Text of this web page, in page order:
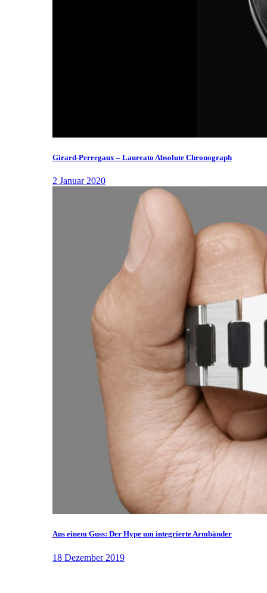
Girard-Perregaux – Laureato Absolute Chronograph
2 Januar 2020
Aus einem Guss: Der Hype um integrierte Armbänder
18 Dezember 2019